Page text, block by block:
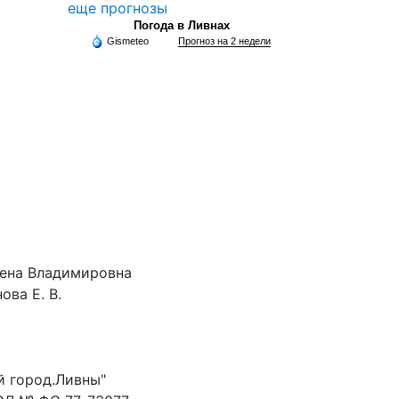
еще прогнозы
Погода в Ливнах
Gismeteo Прогноз на 2 недели
Владимировна
Е. В.
город.Ливны"